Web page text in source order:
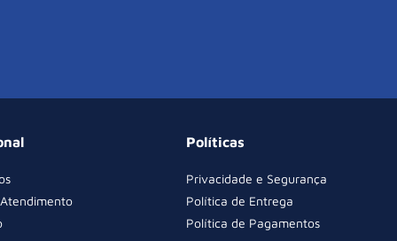
Políticas
Privacidade e Segurança
Política de Entrega
Política de Pagamentos